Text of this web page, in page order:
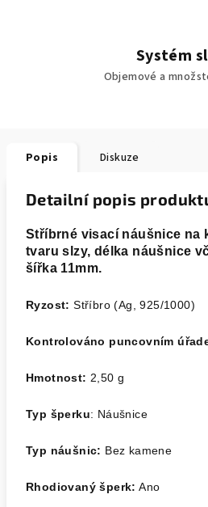
Systém
Objemové a
Popis Diskuze
Detailní popis
Stříbrné visací náušnice na
tvaru slzy, délka náušnice
šířka 11mm.
Ryzost:Stříbro (Ag, 925/1000)
Kontrolováno puncovním
Hmotnost: 2,50g
Typ šperku: Náušnice
Typ náušnic: Bez kamene
Rhodiovaný šperk: Ano